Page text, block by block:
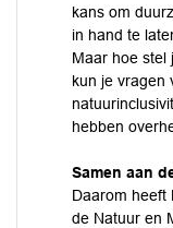
kans om
in hand te
Maar hoe stel
kun je vragen
hebben
Samen aan
Daarom heeft
de Natuur en